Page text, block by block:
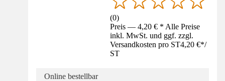
(0)
Preis — 4,20 € * Alle Preise
inkl. MwSt. und ggf. zzgl.
Versandkosten pro ST4,20 €*/
ST
Online bestellbar